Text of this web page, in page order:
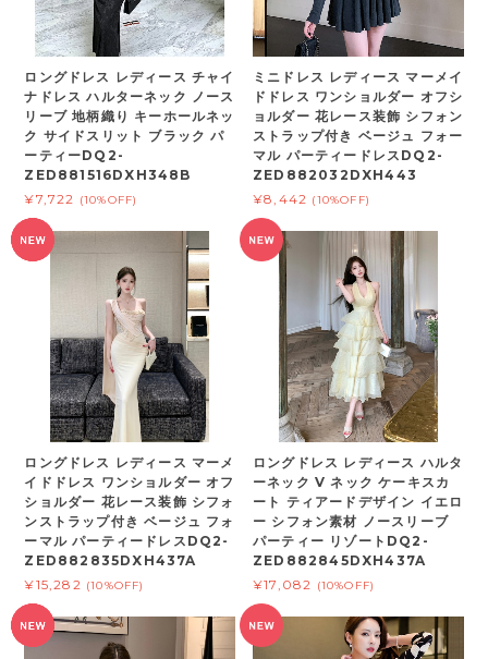
ロングドレス レディース チャイ
ナドレス ハルターネック ノース
リーブ 地柄織り キーホールネッ
ク サイドスリット ブラック パ
ーティーDQ2-
ZED881516DXH348B
¥7,722 (10%OFF)
ミニドレス レディース マーメイ
ドドレス ワンショルダー オフシ
ョルダー 花レース装飾 シフォン
ストラップ付き ベージュ フォー
マル パーティードレスDQ2-
ZED882032DXH443
¥8,442 (10%OFF)
ロングドレス レディース マーメ
イドドレス ワンショルダー オフ
ショルダー 花レース装飾 シフォ
ンストラップ付き ベージュ フォ
ーマル パーティードレスDQ2-
ZED882835DXH437A
¥15,282 (10%OFF)
ロングドレス レディース ハルタ
ーネック V ネック ケーキスカ
ート ティアードデザイン イエロ
ー シフォン素材 ノースリーブ
パーティー リゾートDQ2-
ZED882845DXH437A
¥17,082
(10%OFF)